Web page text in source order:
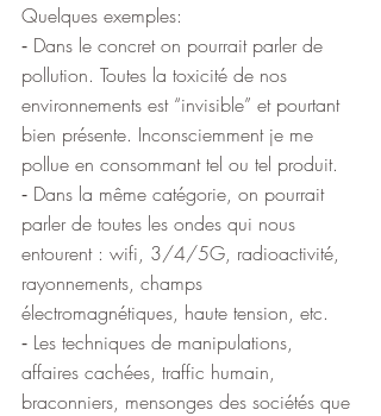
Quelques exemples:
⁃ Dans le concret on pourrait parler de
pollution. Toutes la toxicité de nos
environnements est “invisible” et pourtant
bien présente. Inconsciemment je me
pollue en consommant tel ou tel produit.
⁃ Dans la même catégorie, on pourrait
parler de toutes les ondes qui nous
entourent : wifi, 3/4/5G, radioactivité,
rayonnements, champs
électromagnétiques, haute tension, etc.
⁃ Les techniques de manipulations,
affaires cachées, traffic humain,
braconniers, mensonges des sociétés que